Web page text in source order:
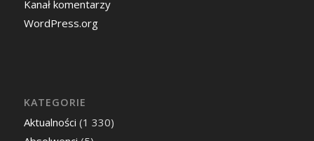
Kanał komentarzy
WordPress.org
KATEGORIE
Aktualności (1 330)